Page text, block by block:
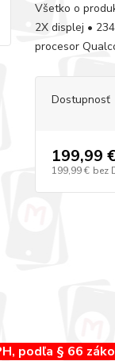
Všetko o
2X displej •
procesor
Dostupnosť
199,99
199,99 € bez
podľa § 66